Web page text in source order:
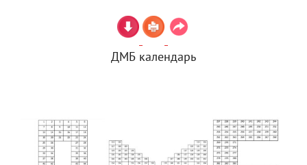
ДМБ календарь